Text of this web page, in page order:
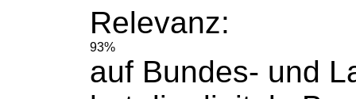
Relevanz:
93%
auf Bundes- und